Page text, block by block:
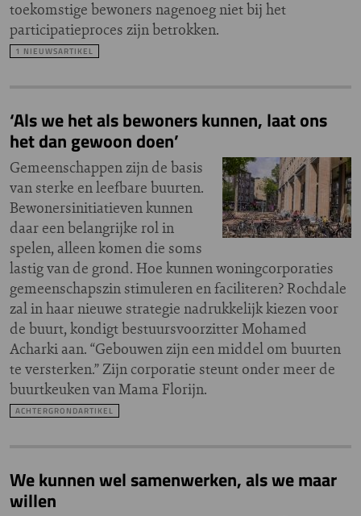
toekomstige bewoners nagenoeg niet bij het
participatieproces zijn betrokken.
1 NIEUWSARTIKEL
‘Als we het als bewoners kunnen, laat ons
het dan gewoon doen’
Gemeenschappen zijn de basis
van sterke en leefbare buurten.
Bewonersinitiatieven kunnen
daar een belangrijke rol in
spelen, alleen komen die soms
lastig van de grond. Hoe kunnen woningcorporaties
gemeenschapszin stimuleren en faciliteren? Rochdale
zal in haar nieuwe strategie nadrukkelijk kiezen voor
de buurt, kondigt bestuursvoorzitter Mohamed
Acharki aan. “Gebouwen zijn een middel om buurten
te versterken.” Zijn corporatie steunt onder meer de
buurtkeuken van Mama Florijn.
ACHTERGRONDARTIKEL
We kunnen wel samenwerken, als we maar
willen